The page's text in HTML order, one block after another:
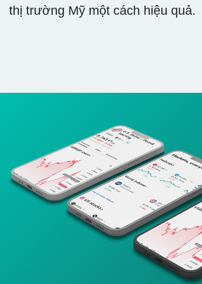
thị trường Mỹ một cách hiệu quả.